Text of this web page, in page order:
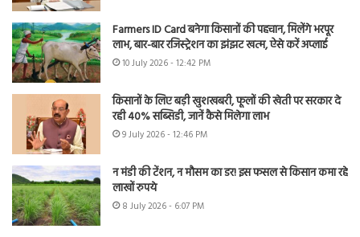
Farmers ID Card बनेगा किसानों की पहचान, मिलेंगे भरपूर
लाभ, बार-बार रजिस्ट्रेशन का झंझट खत्म, ऐसे करें अप्लाई
10 July 2026 - 12:42 PM
किसानों के लिए बड़ी खुशखबरी, फूलों की खेती पर सरकार दे
रही 40% सब्सिडी, जानें कैसे मिलेगा लाभ
9 July 2026 - 12:46 PM
न मंडी की टेंशन, न मौसम का डर! इस फसल से किसान कमा रहे
लाखों रुपये
8 July 2026 - 6:07 PM